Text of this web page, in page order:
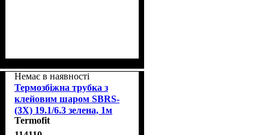
Немає в наявності
Термозбіжна трубка з
клейовим шаром SBRS-
(3X) 19.1/6.3 зелена, 1м
Termofit